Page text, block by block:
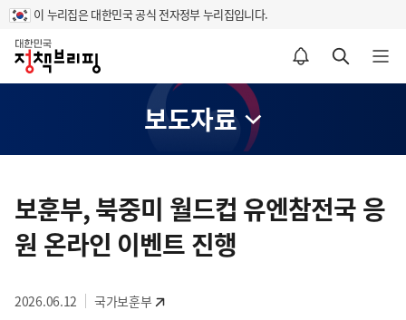
이 누리집은 대한민국 공식 전자정부 누리집입니다.
홈
알림설정 바로가기 검색 바로가기 메뉴 열기
보도자료
텐
츠
영
보훈부, 북중미 월드컵 유엔참전국 응
원 온라인 이벤트 진행
2026.06.12 국가보훈부